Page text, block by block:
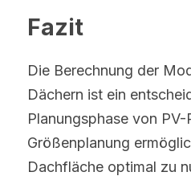
Fazit
Die Berechnung der
Dächern ist ein
Planungsphase von
Größenplanung
Dachfläche optimal zu